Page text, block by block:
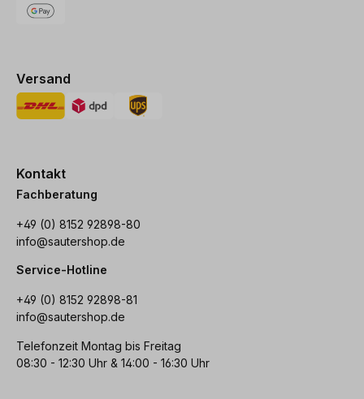
Versand
Kontakt
Fachberatung
+49 (0) 8152 92898-80
info@sautershop.de
Service-Hotline
+49 (0) 8152 92898-81
info@sautershop.de
Telefonzeit Montag bis Freitag
08:30 - 12:30 Uhr & 14:00 - 16:30 Uhr